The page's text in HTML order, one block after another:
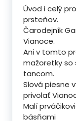
Úvod i celý
prsteňov.
Čarodejník
Vianoce.
Ani v tomto
mažoretky so
tancom.
Slová piesne
privolať
Malí
básňami